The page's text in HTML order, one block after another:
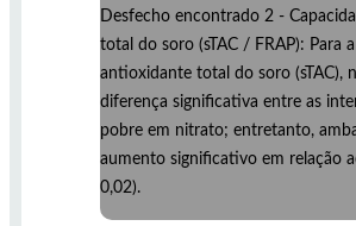
Desfecho encontrado 2 -
total do soro (sTAC / FRAP): Para
antioxidante total do soro (sTAC),
diferença significativa entre as
pobre em nitrato; entretanto,
aumento significativo em relação
0,02).